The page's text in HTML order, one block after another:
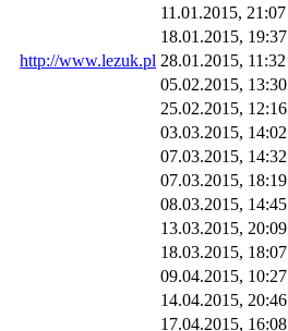
11.01.2015, 21:07
18.01.2015, 19:37
http://www.lezuk.pl 28.01.2015, 11:32
05.02.2015, 13:30
25.02.2015, 12:16
03.03.2015, 14:02
07.03.2015, 14:32
07.03.2015, 18:19
08.03.2015, 14:45
13.03.2015, 20:09
18.03.2015, 18:07
09.04.2015, 10:27
14.04.2015, 20:46
17.04.2015, 16:08